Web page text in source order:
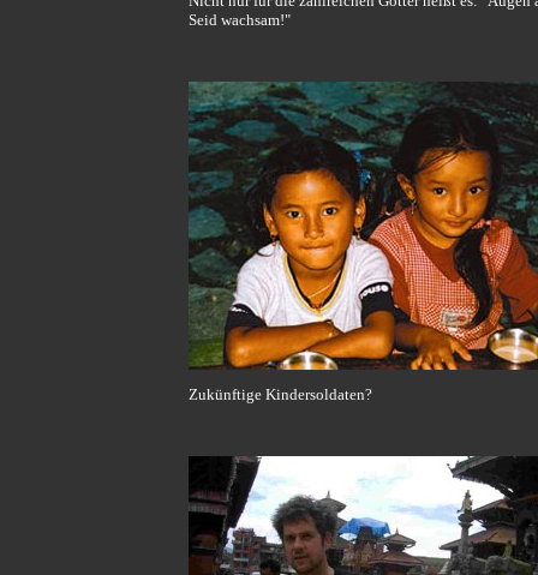
Seid wachsam!"
Zukünftige Kindersoldaten?